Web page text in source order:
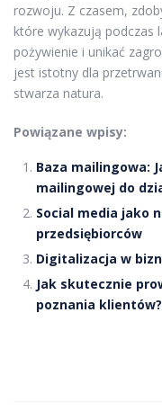
rozwoju. Z czasem,
które wykazują podczas
pożywienie i unikać
jest istotny dla
stwarza natura.
Powiązane wpisy:
Baza mailingowa:
mailingowej do
Social media jako
przedsiębiorców
Digitalizacja w
Jak skutecznie
poznania klientów?